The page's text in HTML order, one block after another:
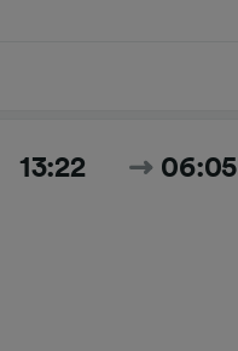
13:22 06:05